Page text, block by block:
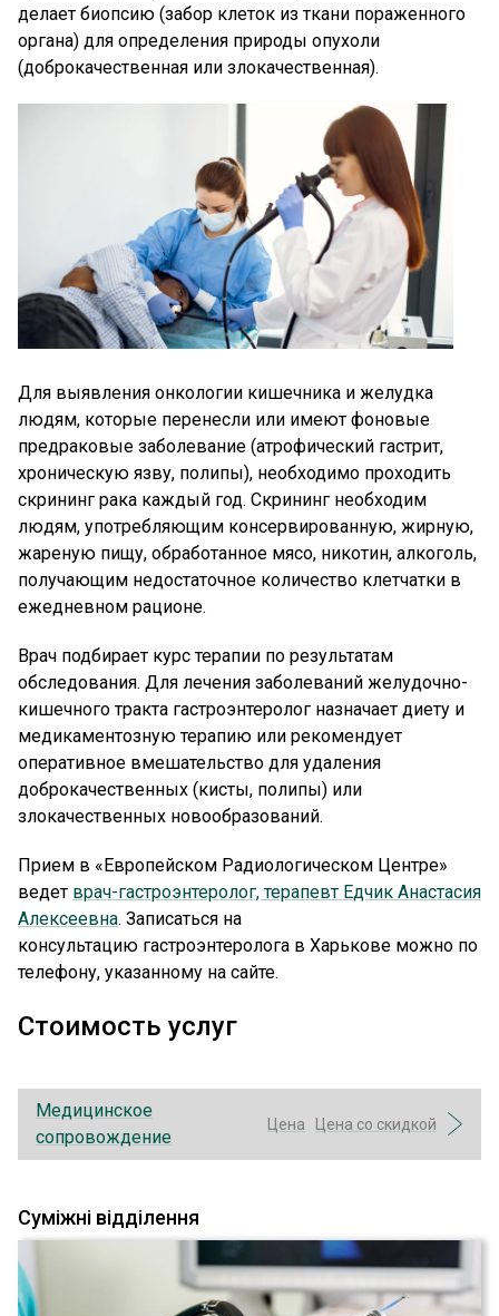
делает биопсию (забор клеток из ткани пораженного
органа) для определения природы опухоли
(доброкачественная или злокачественная).
Для выявления онкологии кишечника и желудка
людям, которые перенесли или имеют фоновые
предраковые заболевание (атрофический гастрит,
хроническую язву, полипы), необходимо проходить
скрининг рака каждый год. Скрининг необходим
людям, употребляющим консервированную, жирную,
жареную пищу, обработанное мясо, никотин, алкоголь,
получающим недостаточное количество клетчатки в
ежедневном рационе.
Врач подбирает курс терапии по результатам
обследования. Для лечения заболеваний желудочно-
кишечного тракта гастроэнтеролог назначает диету и
медикаментозную терапию или рекомендует
оперативное вмешательство для удаления
доброкачественных (кисты, полипы) или
злокачественных новообразований.
Прием в «Европейском Радиологическом Центре»
ведет врач-гастроэнтеролог, терапевт Едчик Анастасия
Алексеевна. Записаться на
консультацию гастроэнтеролога в Харькове можно по
телефону, указанному на сайте.
Стоимость услуг
Медицинское
сопровождение
Цена Цена со скидкой
Суміжні відділення